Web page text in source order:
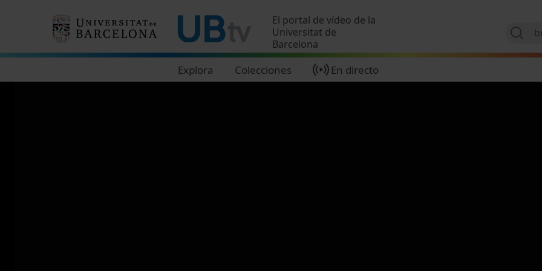
El portal de vídeo de la
Universitat de
Barcelona
Explora Colecciones En directo